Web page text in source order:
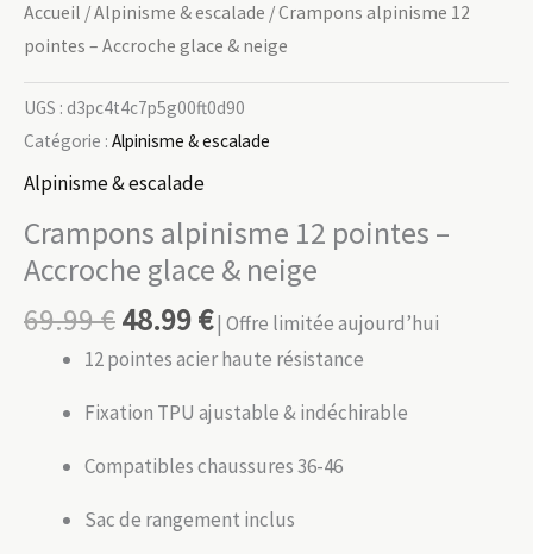
Accueil /Alpinisme & escalade / Crampons alpinisme 12
pointes – Accroche glace & neige
UGS : d3pc4t4c7p5g00ft0d90
Catégorie : Alpinisme & escalade
Alpinisme & escalade
Crampons alpinisme 12 pointes –
Accroche glace & neige
69.99€48.99€| Offre limitée aujourd’hui
12 pointes acier haute résistance
Fixation TPU ajustable & indéchirable
Compatibles chaussures 36-46
Sac de rangement inclus